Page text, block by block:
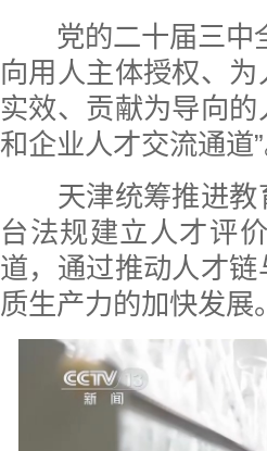
党的二十届三中全
向用人主体授权、
实效、贡献为导向
和企业人才交流通道”
天津统筹推进教
台法规建立人才评
道，通过推动人才
质生产力的加快发展。